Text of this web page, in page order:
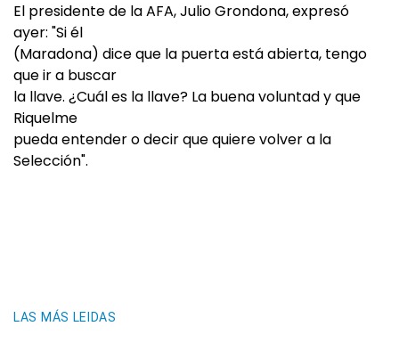
El presidente de la AFA, Julio Grondona, expresó
ayer: "Si él
(Maradona) dice que la puerta está abierta, tengo
que ir a buscar
la llave. ¿Cuál es la llave? La buena voluntad y que
Riquelme
pueda entender o decir que quiere volver a la
Selección".
LAS MÁS LEIDAS